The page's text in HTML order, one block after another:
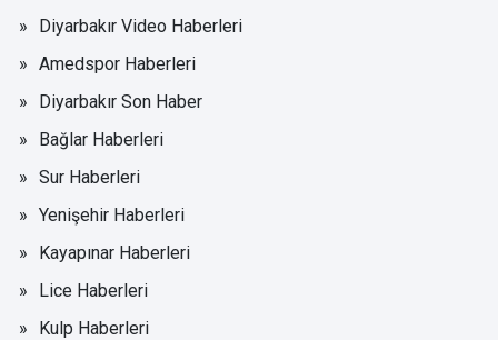
Diyarbakır Video Haberleri
Amedspor Haberleri
Diyarbakır Son Haber
Bağlar Haberleri
Sur Haberleri
Yenişehir Haberleri
Kayapınar Haberleri
Lice Haberleri
Kulp Haberleri